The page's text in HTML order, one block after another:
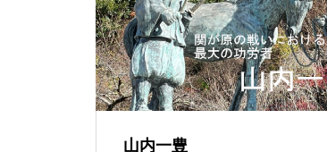
山内一豊